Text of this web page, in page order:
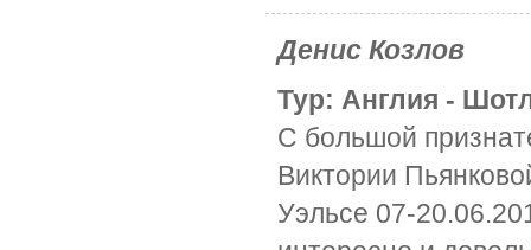
Денис Козлов
Тур: Англия -
С большой
Виктории
Уэльсе 07-